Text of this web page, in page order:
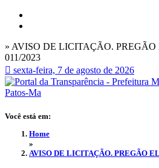
» AVISO DE LICITAÇÃO. PREGÃO
011/2023
sexta-feira, 7 de agosto de 2026
Você está em:
Home
»
AVISO DE LICITAÇÃO. PREGÃO